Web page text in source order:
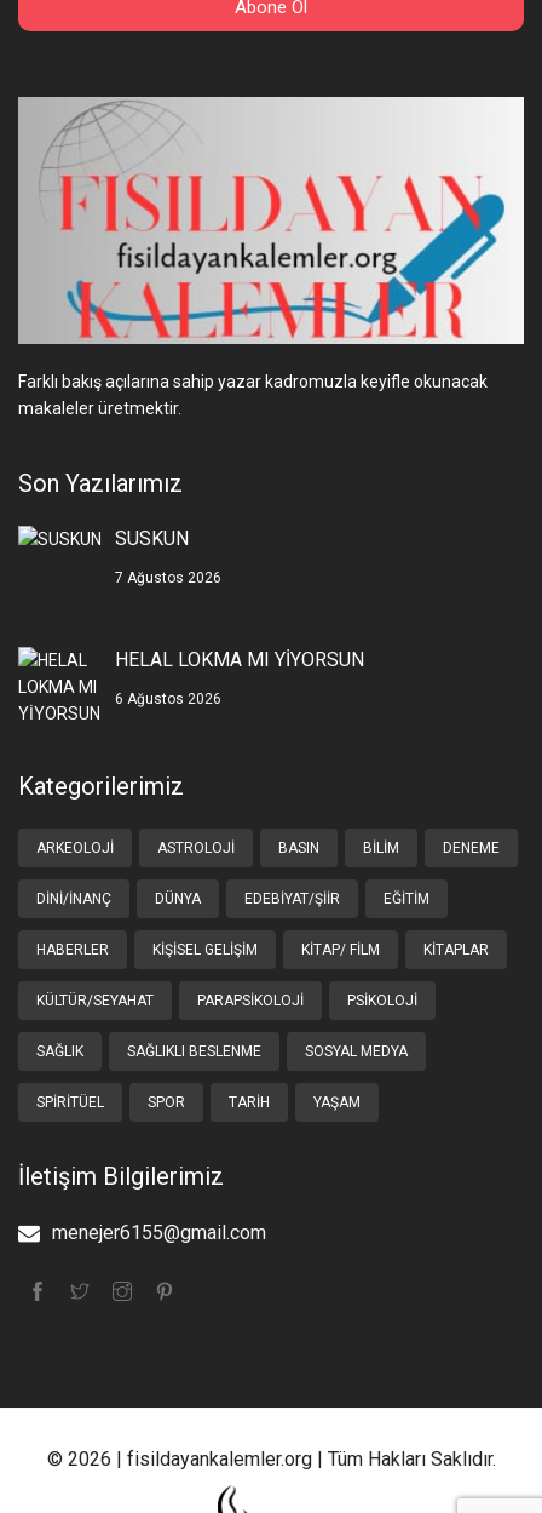
Farklı bakış açılarına sahip yazar kadromuzla keyifle okunacak
makaleler üretmektir.
Son Yazılarımız
SUSKUN
7 Ağustos 2026
HELAL LOKMA MI YİYORSUN
6 Ağustos 2026
Kategorilerimiz
ARKEOLOJI ASTROLOJI BASIN BILIM DENEME
DINI/İNANÇ DÜNYA EDEBIYAT/ŞIIR EĞITIM
HABERLER KIŞISEL GELIŞIM KITAP/ FILM KITAPLAR
KÜLTÜR/SEYAHAT PARAPSIKOLOJI PSIKOLOJI
SAĞLIK SAĞLIKLI BESLENME SOSYAL MEDYA
SPIRITÜEL SPOR TARIH YAŞAM
İletişim Bilgilerimiz
menejer6155@gmail.com
© 2026 | fisildayankalemler.org | Tüm Hakları Saklıdır.